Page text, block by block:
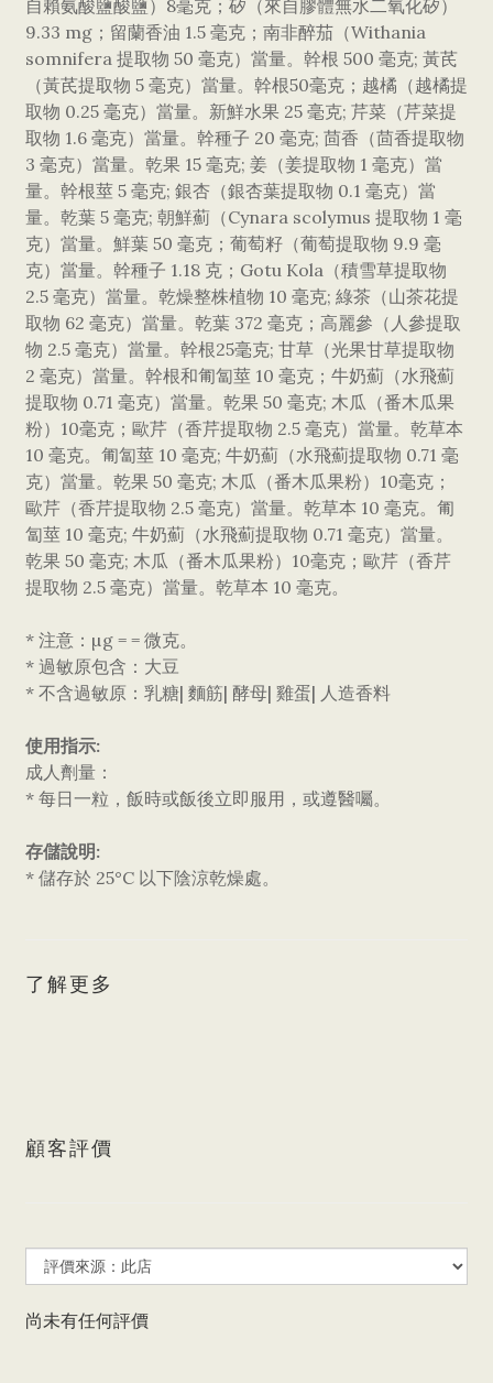
自賴氨酸鹽酸鹽）8毫克；矽（來自膠體無水二氧化矽）
9.33 mg；留蘭香油 1.5 毫克；南非醉茄（Withania
somnifera 提取物 50 毫克）當量。幹根 500 毫克; 黃芪
（黃芪提取物 5 毫克）當量。幹根50毫克；越橘（越橘提
取物 0.25 毫克）當量。新鮮水果 25 毫克; 芹菜（芹菜提
取物 1.6 毫克）當量。幹種子 20 毫克; 茴香（茴香提取物
3 毫克）當量。乾果 15 毫克; 姜（姜提取物 1 毫克）當
量。幹根莖 5 毫克; 銀杏（銀杏葉提取物 0.1 毫克）當
量。乾葉 5 毫克; 朝鮮薊（Cynara scolymus 提取物 1 毫
克）當量。鮮葉 50 毫克；葡萄籽（葡萄提取物 9.9 毫
克）當量。幹種子 1.18 克；Gotu Kola（積雪草提取物
2.5 毫克）當量。乾燥整株植物 10 毫克; 綠茶（山茶花提
取物 62 毫克）當量。乾葉 372 毫克；高麗參（人參提取
物 2.5 毫克）當量。幹根25毫克; 甘草（光果甘草提取物
2 毫克）當量。幹根和匍匐莖 10 毫克；牛奶薊（水飛薊
提取物 0.71 毫克）當量。乾果 50 毫克; 木瓜（番木瓜果
粉）10毫克；歐芹（香芹提取物 2.5 毫克）當量。乾草本
10 毫克。匍匐莖 10 毫克; 牛奶薊（水飛薊提取物 0.71 毫
克）當量。乾果 50 毫克; 木瓜（番木瓜果粉）10毫克；
歐芹（香芹提取物 2.5 毫克）當量。乾草本 10 毫克。匍
匐莖 10 毫克; 牛奶薊（水飛薊提取物 0.71 毫克）當量。
乾果 50 毫克; 木瓜（番木瓜果粉）10毫克；歐芹（香芹
提取物 2.5 毫克）當量。乾草本 10 毫克。
* 注意：µg = = 微克。
* 過敏原包含：大豆
* 不含過敏原：乳糖| 麵筋| 酵母| 雞蛋| 人造香料
使用指示:
成人劑量：
* 每日一粒，飯時或飯後立即服用，或遵醫囑。
存儲說明:
* 儲存於 25°C 以下陰涼乾燥處。
了解更多
顧客評價
尚未有任何評價